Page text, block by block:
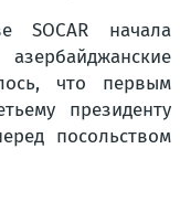
начала
что первым
президенту
посольством